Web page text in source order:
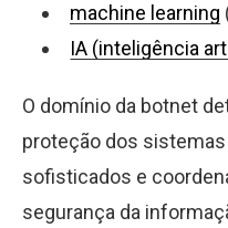
machine learning
IA (inteligência
O domínio da botnet
proteção dos
sofisticados e
segurança da